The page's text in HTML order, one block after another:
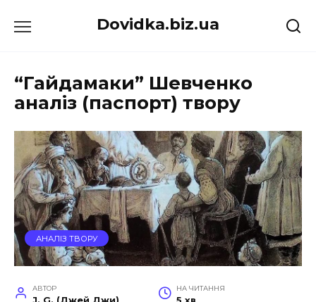
до
Dovidka.biz.ua
“Гайдамаки” Шевченко
аналіз (паспорт) твору
АНАЛІЗ ТВОРУ
АВТОР НА ЧИТАННЯ